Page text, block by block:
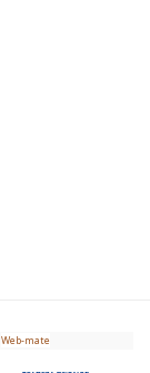
Web-mate